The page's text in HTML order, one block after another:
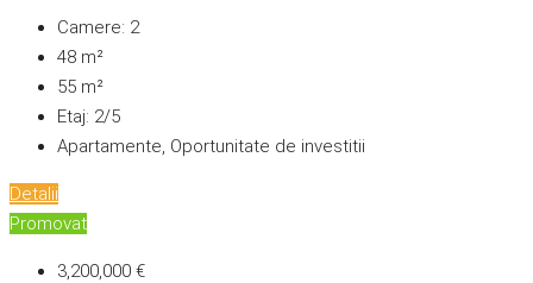
Camere: 2
48 m²
55 m²
Etaj: 2/5
Apartamente, Oportunitate de investitii
Detalii
Promovat
3,200,000 €